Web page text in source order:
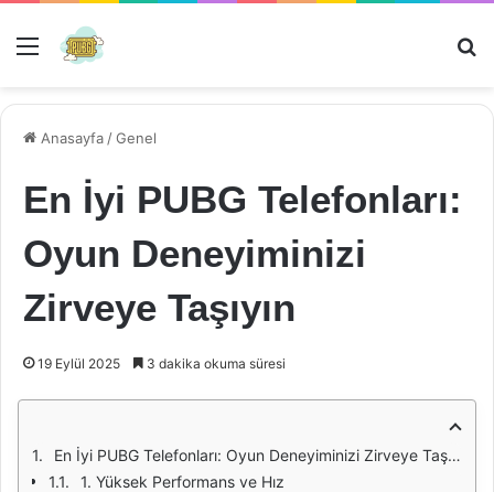
Menü
Anasayfa /Genel
En İyi PUBG Telefonları:
Oyun Deneyiminizi
Zirveye Taşıyın
19 Eylül 2025 3 dakika okuma süresi
En İyi PUBG Telefonları: Oyun Deneyiminizi Zirveye Taşıyın
1. Yüksek Performans ve Hız